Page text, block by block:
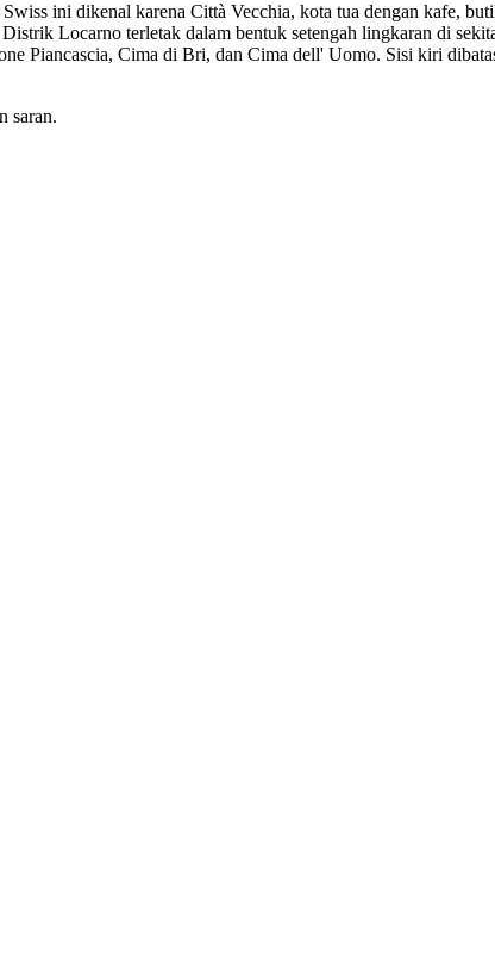
ini dikenal karena Città Vecchia, kota tua dengan kafe,
Locarno terletak dalam bentuk setengah lingkaran di
Piancascia, Cima di Bri, dan Cima dell' Uomo. Sisi kiri
saran.